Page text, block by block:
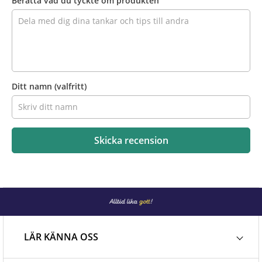
Ditt namn (valfritt)
Skicka recension
LÄR KÄNNA OSS